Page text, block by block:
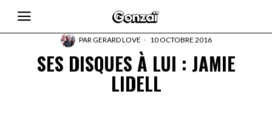
PARGERARD LOVE 10 OCTOBRE 2016
SES DISQUES À LUI : JAMIE
LIDELL